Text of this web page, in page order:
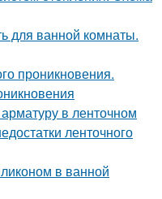
для ванной комнаты.
проникновения.
в ленточном
ленточного
в ванной